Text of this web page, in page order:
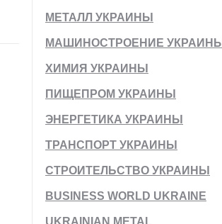
МЕТАЛЛ УКРАИНЫ
МАШИНОСТРОЕНИЕ УКРАИНЫ
ХИМИЯ УКРАИНЫ
ПИЩЕПРОМ УКРАИНЫ
ЭНЕРГЕТИКА УКРАИНЫ
ТРАНСПОРТ УКРАИНЫ
СТРОИТЕЛЬСТВО УКРАИНЫ
BUSINESS WORLD UKRAINE
UKRAINIAN METAL